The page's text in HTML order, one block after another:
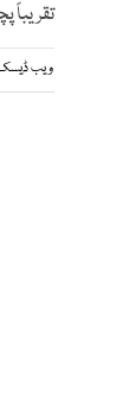
تقریباً
ویب